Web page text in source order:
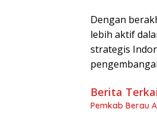
Dengan
lebih aktif
strategis
Berita
Pemkab Berau